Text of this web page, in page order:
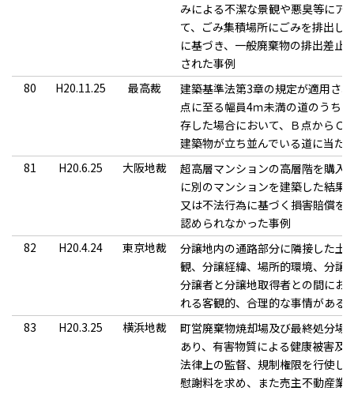
みによる不潔な景観や悪臭等にア
て、ごみ集積場所にごみを排出し
に基づき、一般廃棄物の排出差止
された事例
80
H20.11.25 最高裁
建築基準法第3章の規定が適用さ
点に至る幅員4ｍ未満の道のうち
存した場合において、Ｂ点からＣ
建築物が立ち並んでいる道に当た
81
H20.6.25 大阪地裁
超高層マンションの高層階を購入
に別のマンションを建築した結果
又は不法行為に基づく損害賠償を
認められなかった事例
82
H20.4.24 東京地裁
分譲地内の通路部分に隣接した土
観、分譲経緯、場所的環境、分譲
分譲者と分譲地取得者との間にお
れる客観的、合理的な事情がある
83
H20.3.25 横浜地裁
町営廃棄物焼却場及び最終処分場
あり、有害物質による健康被害及
法律上の監督、規制権限を行使し
慰謝料を求め、また売主不動産業